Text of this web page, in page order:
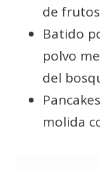
de
Batido
polvo
del
molida